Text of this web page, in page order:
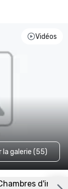
Vidéos
la galerie (55)